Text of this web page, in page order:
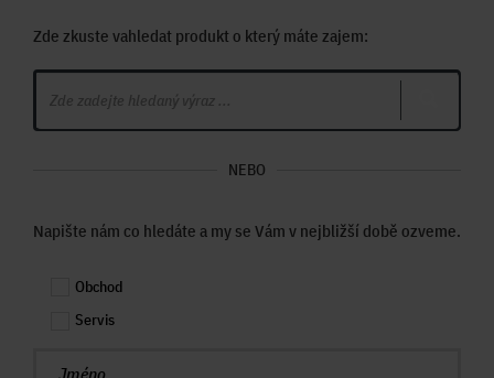
Zde zkuste vahledat produkt o který máte zajem:
NEBO
Napište nám co hledáte a my se Vám v nejbližší době ozveme.
Obchod
Servis